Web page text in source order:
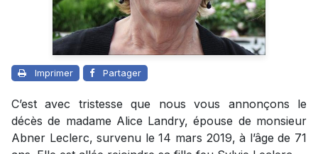
Imprimer Partager
C’est avec tristesse que nous vous annonçons le
décès de madame Alice Landry, épouse de monsieur
Abner Leclerc, survenu le 14 mars 2019, à l’âge de 71